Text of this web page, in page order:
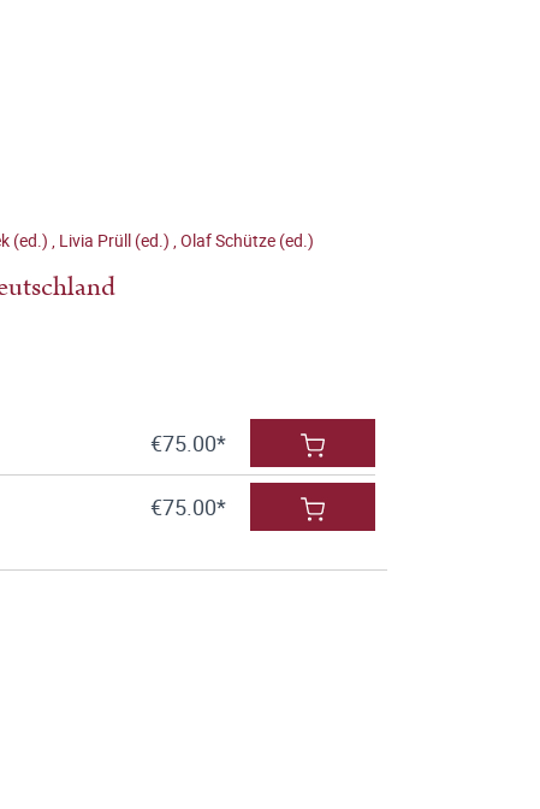
(ed.) , Livia Prüll (ed.) ,Olaf Schütze (ed.)
€75.00*
€75.00*